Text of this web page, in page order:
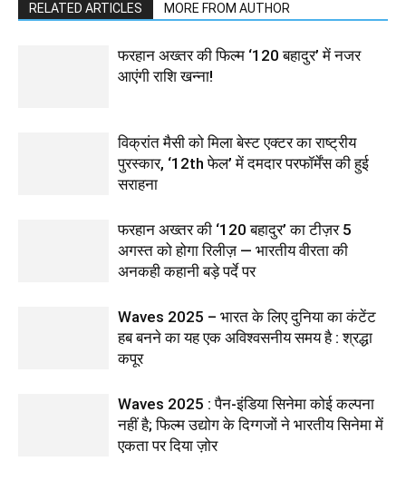
RELATED ARTICLES MORE FROM AUTHOR
फरहान अख्तर की फिल्म ‘120 बहादुर’ में नजर
आएंगी राशि खन्ना!
विक्रांत मैसी को मिला बेस्ट एक्टर का राष्ट्रीय
पुरस्कार, ‘12th फेल’ में दमदार परफॉर्मेंस की हुई
सराहना
फरहान अख्तर की ‘120 बहादुर’ का टीज़र 5
अगस्त को होगा रिलीज़ — भारतीय वीरता की
अनकही कहानी बड़े पर्दे पर
Waves 2025 – भारत के लिए दुनिया का कंटेंट
हब बनने का यह एक अविश्वसनीय समय है : श्रद्धा
कपूर
Waves 2025 : पैन-इंडिया सिनेमा कोई कल्पना
नहीं है; फिल्म उद्योग के दिग्गजों ने भारतीय सिनेमा में
एकता पर दिया ज़ोर